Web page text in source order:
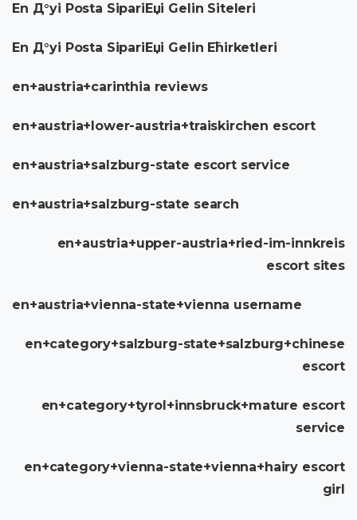
En Д°yi Posta SipariЕџi Gelin Siteleri
En Д°yi Posta SipariЕџi Gelin Ећirketleri
en+austria+carinthia reviews
en+austria+lower-austria+traiskirchen escort
en+austria+salzburg-state escort service
en+austria+salzburg-state search
en+austria+upper-austria+ried-im-innkreis
escort sites
en+austria+vienna-state+vienna username
en+category+salzburg-state+salzburg+chinese
escort
en+category+tyrol+innsbruck+mature escort
service
en+category+vienna-state+vienna+hairy escort
girl